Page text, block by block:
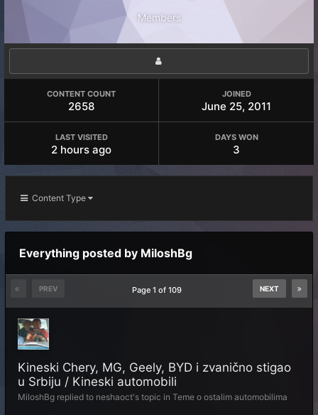
Members
CONTENT COUNT
2658
JOINED
June 25, 2011
LAST VISITED
2 hours ago
DAYS WON
3
Content Type
Everything posted by MiloshBg
PREV NEXT
Page 1 of 109
Kineski Chery, MG, Geely, BYD i zvanično stigao
u Srbiju / Kineski automobili
MiloshBg replied to neshaoct's topic in Teme o ostalim automobilima